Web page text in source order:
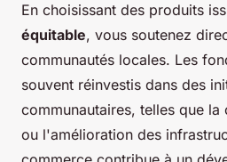
En choisissant des produits
équitable, vous soutenez
communautés locales. Les
souvent réinvestis dans des
communautaires, telles que
ou l'amélioration des